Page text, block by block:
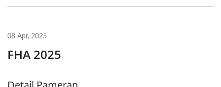
08 Apr, 2025
FHA 2025